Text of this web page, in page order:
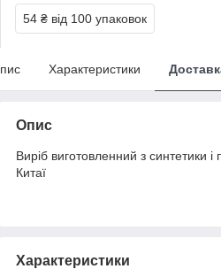
54 ₴ від 100 упаковок
Характеристики
Опис
Виріб виготовленний з синтетики
Китаї
Характеристики